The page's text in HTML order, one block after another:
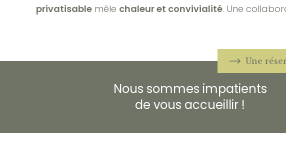
privatisable mêle chaleur et convivialité. Une
Une
Nous sommes impatients
de vous accueillir !